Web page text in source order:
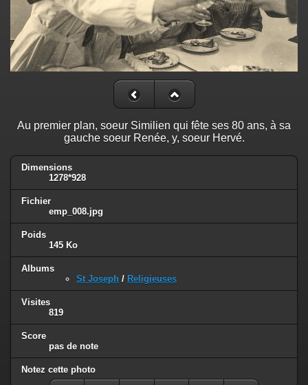
Au premier plan, soeur Similien qui fête ses 80 ans, à sa
gauche soeur Renée, y, soeur Hervé.
Dimensions
1278*928
Fichier
emp_008.jpg
Poids
145 Ko
Albums
St Joseph / Religieuses
Visites
819
Score
pas de note
Notez cette photo